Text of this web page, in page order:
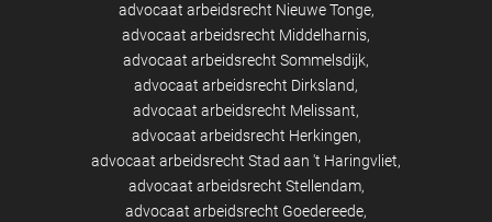
advocaat arbeidsrecht Nieuwe Tonge
advocaat arbeidsrecht Middelharnis
advocaat arbeidsrecht Sommelsdijk
advocaat arbeidsrecht Dirksland
advocaat arbeidsrecht Melissant
advocaat arbeidsrecht Herkingen
advocaat arbeidsrecht Stad aan 't Haringvliet
advocaat arbeidsrecht Stellendam
advocaat arbeidsrecht Goedereede